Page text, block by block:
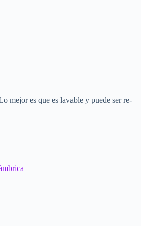
mejor es que es lavable y puede ser re-